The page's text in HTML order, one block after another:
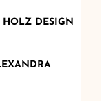
HOLZ DESIGN